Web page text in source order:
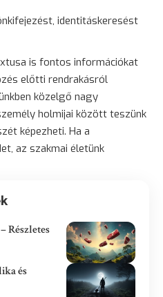
identitáskeresést
is fontos információkat
előtti rendrakásról
közelgő nagy
holmijai között teszünk
képezheti. Ha a
az szakmai életünk
Részletes
és